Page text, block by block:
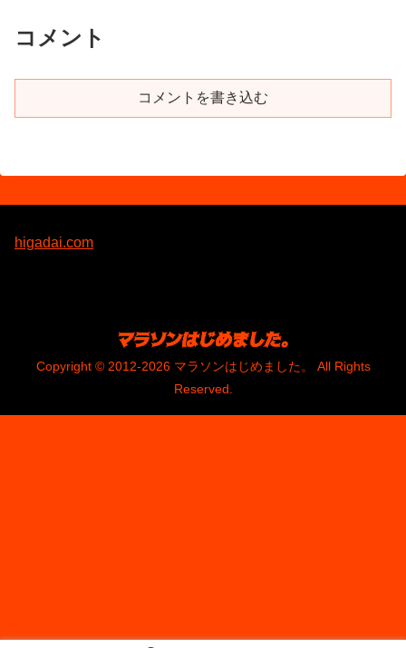
コメント
コメントを書き込む
higadai.com
Copyright © 2012-2026 マラソンはじめました。 All Rights
Reserved.